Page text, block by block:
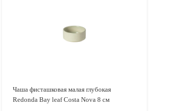
Чаша фисташковая малая глубокая
Redonda Bay leaf Costa Nova 8 см